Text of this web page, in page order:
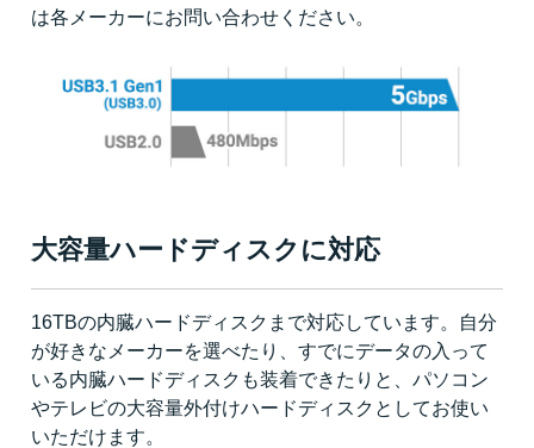
は各メーカーにお問い合わせください。
大容量ハードディスクに対応
16TBの内臓ハードディスクまで対応しています。自分
が好きなメーカーを選べたり、すでにデータの入って
いる内臓ハードディスクも装着できたりと、パソコン
やテレビの大容量外付けハードディスクとしてお使い
いただけます。